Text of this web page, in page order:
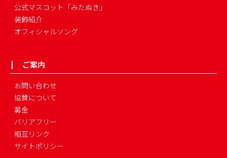
公式マスコット「みたぬき」
装飾紹介
オフィシャルソング
ご案内
お問い合わせ
協賛について
募金
バリアフリー
相互リンク
サイトポリシー